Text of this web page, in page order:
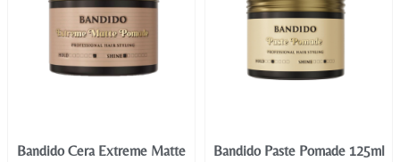
Bandido Cera Extreme Matte
Bandido Paste Pomade 125ml